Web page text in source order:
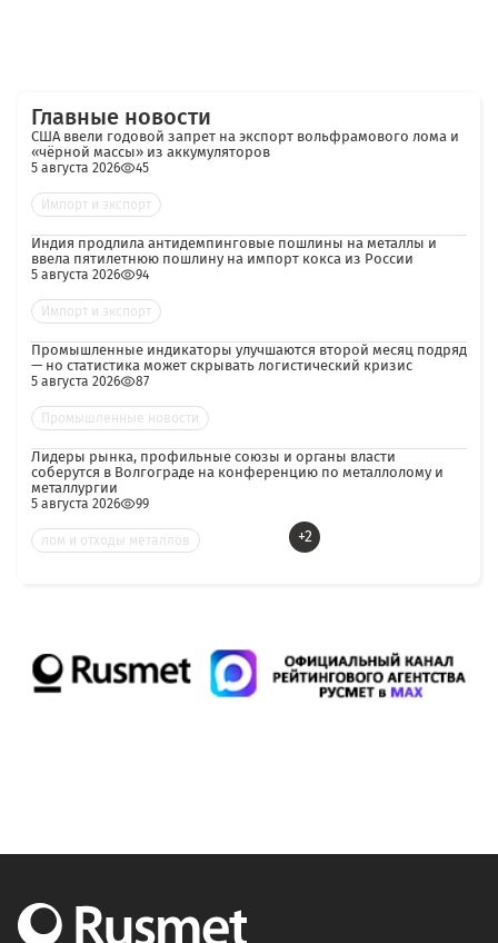
Главные новости
США ввели годовой запрет на экспорт вольфрамового лома и
«чёрной массы» из аккумуляторов
5 августа 2026 45
Импорт и экспорт
Индия продлила антидемпинговые пошлины на металлы и
ввела пятилетнюю пошлину на импорт кокса из России
5 августа 2026 94
Импорт и экспорт
Промышленные индикаторы улучшаются второй месяц подряд
— но статистика может скрывать логистический кризис
5 августа 2026 87
Промышленные новости
Лидеры рынка, профильные союзы и органы власти
соберутся в Волгограде на конференцию по металлолому и
металлургии
5 августа 2026 99
лом и отходы металлов +2